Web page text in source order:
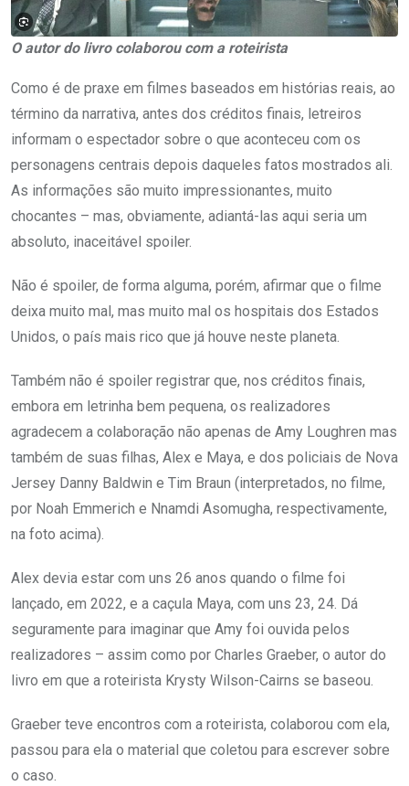
O autor do livro colaborou com a roteirista
Como é de praxe em filmes baseados em histórias reais, ao
término da narrativa, antes dos créditos finais, letreiros
informam o espectador sobre o que aconteceu com os
personagens centrais depois daqueles fatos mostrados ali.
As informações são muito impressionantes, muito
chocantes – mas, obviamente, adiantá-las aqui seria um
absoluto, inaceitável spoiler.
Não é spoiler, de forma alguma, porém, afirmar que o filme
deixa muito mal, mas muito mal os hospitais dos Estados
Unidos, o país mais rico que já houve neste planeta.
Também não é spoiler registrar que, nos créditos finais,
embora em letrinha bem pequena, os realizadores
agradecem a colaboração não apenas de Amy Loughren mas
também de suas filhas, Alex e Maya, e dos policiais de Nova
Jersey Danny Baldwin e Tim Braun (interpretados, no filme,
por Noah Emmerich e Nnamdi Asomugha, respectivamente,
na foto acima).
Alex devia estar com uns 26 anos quando o filme foi
lançado, em 2022, e a caçula Maya, com uns 23, 24. Dá
seguramente para imaginar que Amy foi ouvida pelos
realizadores – assim como por Charles Graeber, o autor do
livro em que a roteirista Krysty Wilson-Cairns se baseou.
Graeber teve encontros com a roteirista, colaborou com ela,
passou para ela o material que coletou para escrever sobre
o caso.